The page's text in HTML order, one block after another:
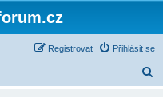
Přihlásit se
Registrovat